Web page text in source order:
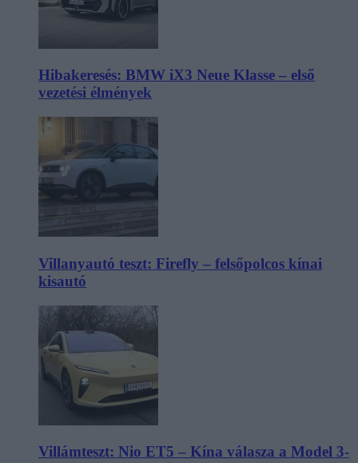
Hibakeresés: BMW iX3 Neue Klasse – első
vezetési élmények
Villanyautó teszt: Firefly – felsőpolcos kínai
kisautó
Villámteszt: Nio ET5 – Kína válasza a Model 3-